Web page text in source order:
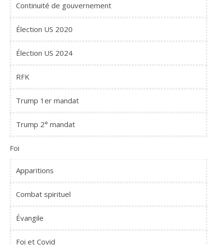
Continuité de gouvernement
Élection US 2020
Élection US 2024
RFK
Trump 1er mandat
Trump 2° mandat
Foi
Apparitions
Combat spirituel
Évangile
Foi et Covid